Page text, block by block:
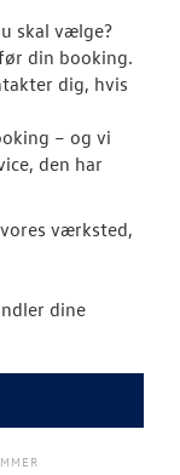
NYE VAREBILER
BRUGTE BILER
VÆRKSTED
Hjulskifte
VW Connect
skal vælge?
din booking.
dig, hvis
– og vi
den har
værksted,
dine